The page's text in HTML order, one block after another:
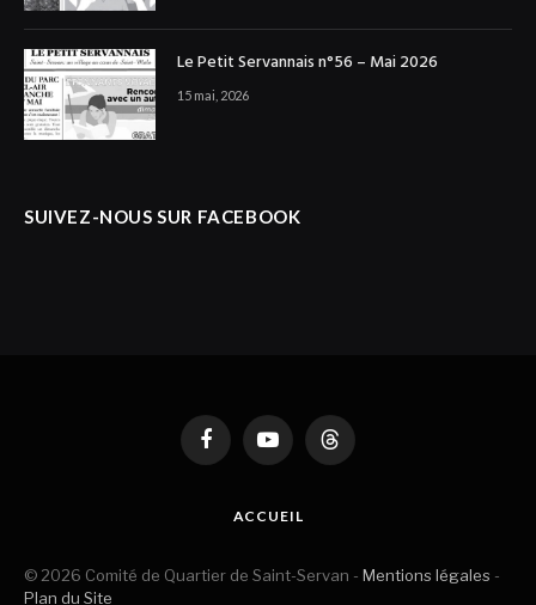
Le Petit Servannais n°56 – Mai 2026
15 mai, 2026
SUIVEZ-NOUS SUR FACEBOOK
FacebookYouTubeThreads
ACCUEIL
© 2026 Comité de Quartier de Saint-Servan - Mentions légales -
Plan du Site